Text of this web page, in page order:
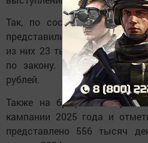
Так, по состоянию на 1
представили уже более 227
из них 23 тысячи -от
по закону. Исчислено к
рублей.
Также на брифинге Марат
кампании 2025 года и
представлено 556 тысяч